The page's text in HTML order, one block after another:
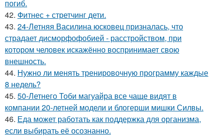
погиб.
42. Фитнес + стретчинг дети.
43. 24-Летняя Василина юсковец призналась, что
страдает дисморфофобией - расстройством, при
котором человек искажённо воспринимает свою
внешность.
44. Нужно ли менять тренировочную программу каждые
8 недель?
45. 50-Летнего Тоби магуайра все чаще видят в
компании 20-летней модели и блогерши мишки Силвы.
46. Еда может работать как поддержка для организма,
если выбирать её осознанно.